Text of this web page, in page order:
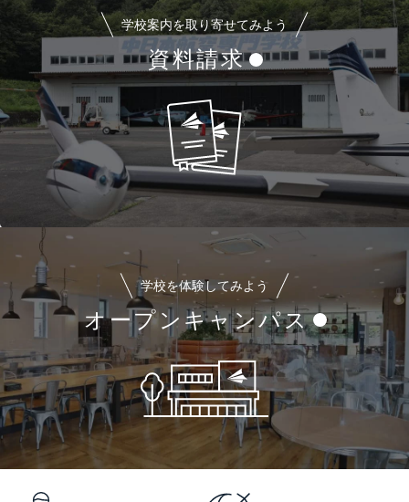
学校案内を取り寄せてみよう
資料請求
学校を体験してみよう
オープンキャンパス